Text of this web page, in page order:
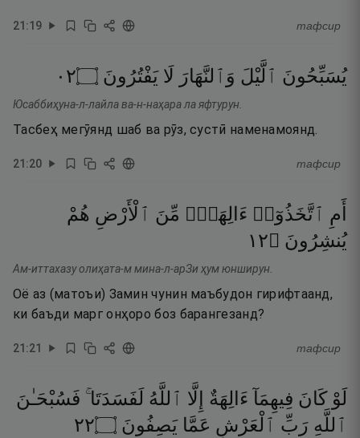
21:19 тафсир
يُسَبِّحُونَ ٱلَّيْلَ وَٱلنَّهَارَ لَا يَفْتُرُونَ ۝٢٠
Юсаббиҳуна-л-лайла ва-н-наҳара ла яфтурун.
Тасбеҳ мегӯянд шаб ва рӯз, сустӣ наменамоянд.
21:20 тафсир
أَمِ ٱتَّخَذُوٓا۟ ءَالِهَةًۭ مِّنَ ٱلْأَرْضِ هُمْ
يُنشِرُونَ ۝٢١
Ам-иттахазу олиҳата-м мина-л-арЗи ҳум юнширун.
Оё аз (матоъи) Замин чунин маъбудон гирифтаанд,
ки баъди марг онҳоро боз барангезанд?
21:21 тафсир
لَوْ كَانَ فِيهِمَآ ءَالِهَةٌ إِلَّا ٱللَّهُ لَفَسَدَتَا ۚ فَسُبْحَـٰنَ
ٱللَّهِ رَبِّ ٱلْعَرْشِ عَمَّا يَصِفُونَ ۝٢٢